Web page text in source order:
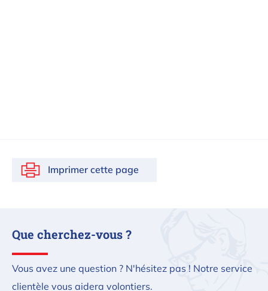
Imprimer cette page
Que cherchez-vous ?
Vous avez une question ? N'hésitez pas ! Notre service
clientèle vous aidera volontiers.